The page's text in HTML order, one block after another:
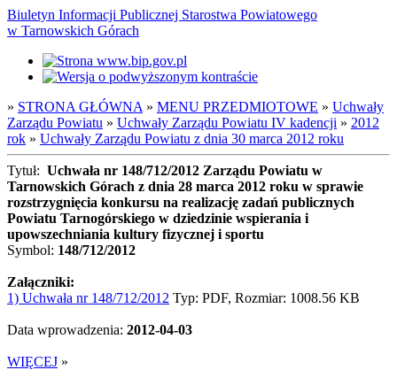
Biuletyn Informacji Publicznej Starostwa Powiatowego
w Tarnowskich Górach
» STRONA GŁÓWNA » MENU PRZEDMIOTOWE » Uchwały
Zarządu Powiatu » Uchwały Zarządu Powiatu IV kadencji » 2012
rok » Uchwały Zarządu Powiatu z dnia 30 marca 2012 roku
Tytuł: Uchwała nr 148/712/2012 Zarządu Powiatu w
Tarnowskich Górach z dnia 28 marca 2012 roku w sprawie
rozstrzygnięcia konkursu na realizację zadań publicznych
Powiatu Tarnogórskiego w dziedzinie wspierania i
upowszechniania kultury fizycznej i sportu
Symbol: 148/712/2012
Załączniki:
1) Uchwała nr 148/712/2012 Typ: PDF, Rozmiar: 1008.56 KB
Data wprowadzenia: 2012-04-03
WIĘCEJ »